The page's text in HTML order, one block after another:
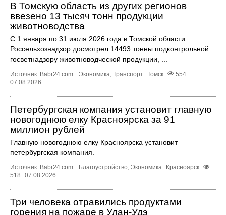
В Томскую область из других регионов
ввезено 13 тысяч тонн продукции
животноводства
С 1 января по 31 июля 2026 года в Томской области
Россельхознадзор досмотрел 14493 тонны подконтрольной
госветнадзору животноводческой продукции, ...
Источник: Babr24.com Экономика Транспорт Томск
554
07.08.2026
Петербургская компания установит главную
новогоднюю елку Красноярска за 91
миллион рублей
Главную новогоднюю елку Красноярска установит
петербургская компания.
Источник: Babr24.com Благоустройство Экономика
Красноярск
518
07.08.2026
Три человека отравились продуктами
горения на пожаре в Улан-Удэ